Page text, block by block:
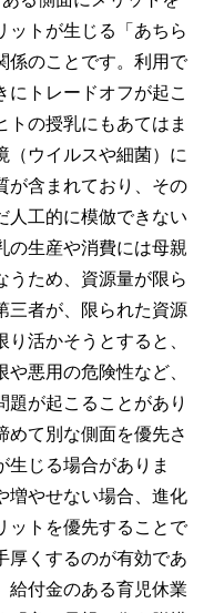
ットが生じる「あちら
係のことです。利用で
にトレードオフが起こ
トの授乳にもあてはま
（ウイルスや細菌）に
が含まれており、その
人工的に模倣できない
の生産や消費には母親
うため、資源量が限ら
三者が、限られた資源
活かそうとすると、
悪用の危険性など、
題が起こることがあり
めて別な側面を優先さ
生じる場合がありま
増やせない場合、進化
ットを優先することで
厚くするのが有効であ
給付金のある育児休業